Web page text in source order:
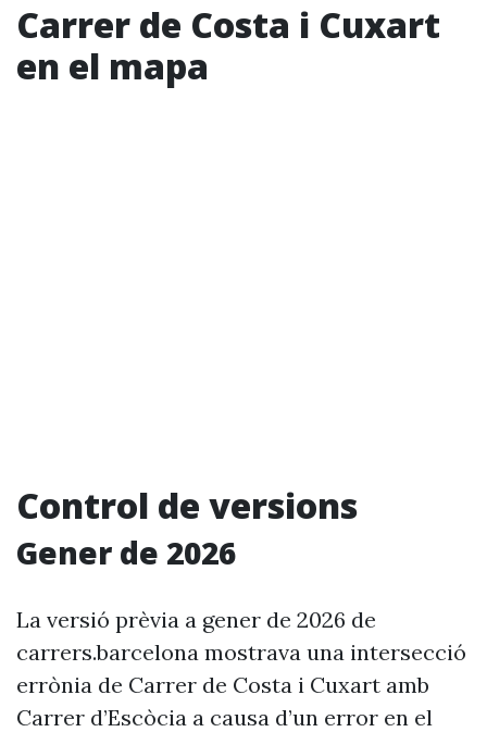
Carrer de Costa i Cuxart
en el mapa
Control de versions
Gener de 2026
La versió prèvia a gener de 2026 de
carrers.barcelona mostrava una intersecció
errònia de Carrer de Costa i Cuxart amb
Carrer d’Escòcia a causa d’un error en el